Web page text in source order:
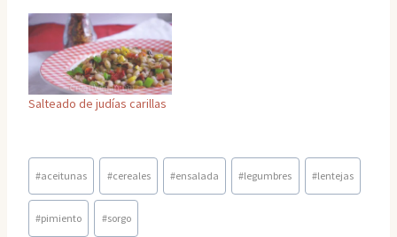
Salteado de judías carillas
Etiquetas
de
la
#aceitunas #cereales #ensalada #legumbres #lentejas
#pimiento #sorgo